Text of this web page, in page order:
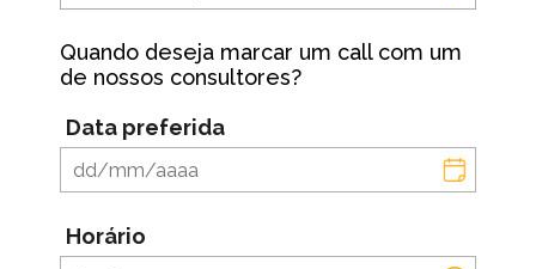
Quando deseja marcar um call com um
de nossos consultores?
Data preferida
Horário